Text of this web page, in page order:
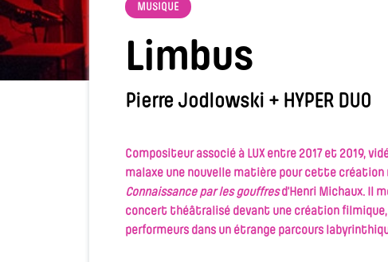
MUSIQUE
Limbus
Pierre Jodlowski + HYPER DUO
Compositeur associé à LUX entre 2017 et 2019,
malaxe une nouvelle matière pour cette
Connaissance par les gouffresd’Henri Michaux. Il
concert théâtralisé devant une création
performeurs dans un étrange parcours